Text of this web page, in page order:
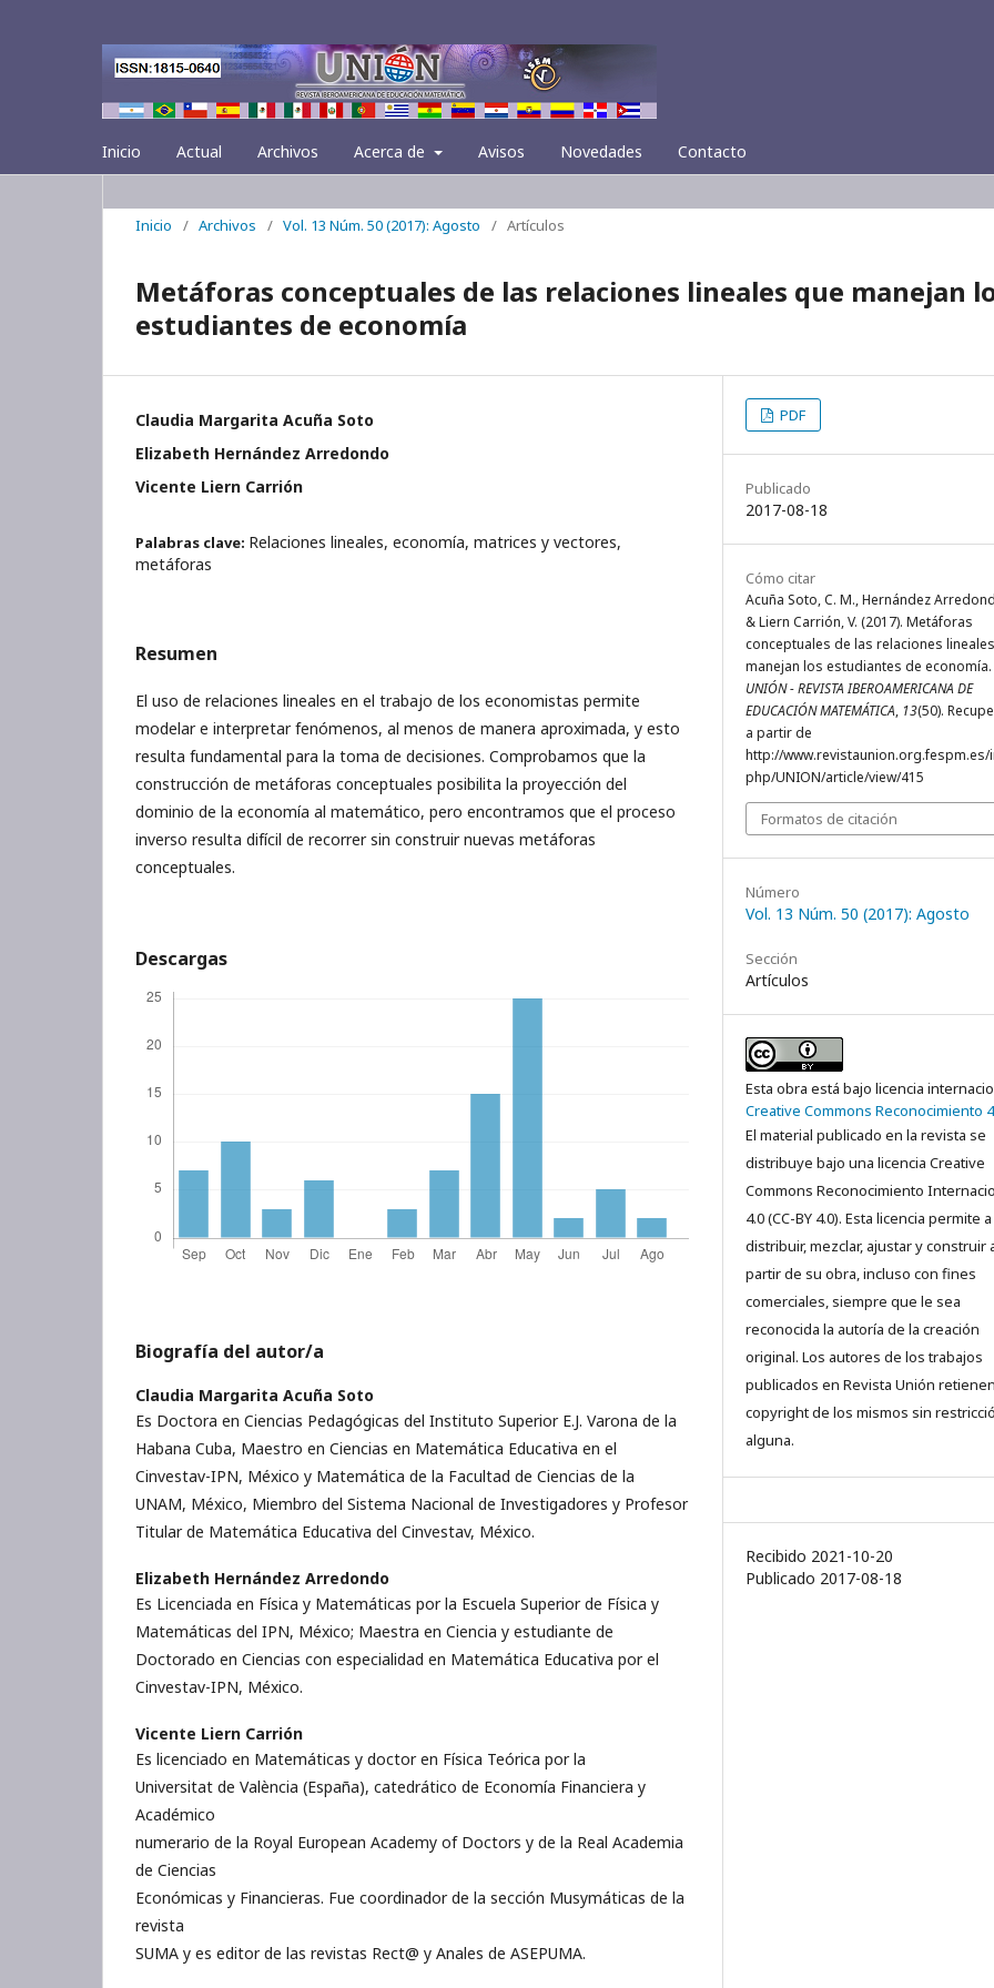
Inicio Actual Archivos Acerca de Avisos Novedades Contacto
Inicio / Archivos / Vol. 13 Núm. 50 (2017): Agosto / Artículos
Metáforas conceptuales de las relaciones lineales que manejan
estudiantes de economía
Claudia Margarita Acuña Soto
Elizabeth Hernández Arredondo
Vicente Liern Carrión
Palabras clave: Relaciones lineales, economía, matrices y vectores,
metáforas
Resumen
El uso de relaciones lineales en el trabajo de los economistas permite
modelar e interpretar fenómenos, al menos de manera aproximada, y esto
resulta fundamental para la toma de decisiones. Comprobamos que la
construcción de metáforas conceptuales posibilita la proyección del
dominio de la economía al matemático, pero encontramos que el proceso
inverso resulta difícil de recorrer sin construir nuevas metáforas
conceptuales.
Descargas
Biografía del autor/a
Claudia Margarita Acuña Soto
Es Doctora en Ciencias Pedagógicas del Instituto Superior E.J. Varona de la
Habana Cuba, Maestro en Ciencias en Matemática Educativa en el
Cinvestav-IPN, México y Matemática de la Facultad de Ciencias de la
UNAM, México, Miembro del Sistema Nacional de Investigadores y Profesor
Titular de Matemática Educativa del Cinvestav, México.
Elizabeth Hernández Arredondo
Es Licenciada en Física y Matemáticas por la Escuela Superior de Física y
Matemáticas del IPN, México; Maestra en Ciencia y estudiante de
Doctorado en Ciencias con especialidad en Matemática Educativa por el
Cinvestav-IPN, México.
Vicente Liern Carrión
Es licenciado en Matemáticas y doctor en Física Teórica por la
Universitat de València (España), catedrático de Economía Financiera y
Académico
numerario de la Royal European Academy of Doctors y de la Real Academia
de Ciencias
Económicas y Financieras. Fue coordinador de la sección Musymáticas de la
revista
SUMA y es editor de las revistas Rect@ y Anales de ASEPUMA.
PDF
Publicado
2017-08-18
Cómo citar
Acuña Soto, C. M., Hernández
& Liern Carrión, V. (2017). Metáforas
conceptuales de las relaciones
manejan los estudiantes de economía.
UNIÓN - REVISTA IBEROAMERICANA DE
EDUCACIÓN MATEMÁTICA, 13(50).
a partir de
http://www.revistaunion.org.fespm.es/
php/UNION/article/view/415
Formatos de citación
Número
Vol. 13 Núm. 50 (2017): Agosto
Sección
Artículos
Esta obra está bajo licencia
Creative Commons Reconocimiento
El material publicado en la revista se
distribuye bajo una licencia Creative
Commons Reconocimiento
4.0 (CC-BY 4.0). Esta licencia permite
distribuir, mezclar, ajustar y construir
partir de su obra, incluso con fines
comerciales, siempre que le sea
reconocida la autoría de la creación
original. Los autores de los trabajos
publicados en Revista Unión
copyright de los mismos sin
alguna.
Recibido 2021-10-20
Publicado 2017-08-18